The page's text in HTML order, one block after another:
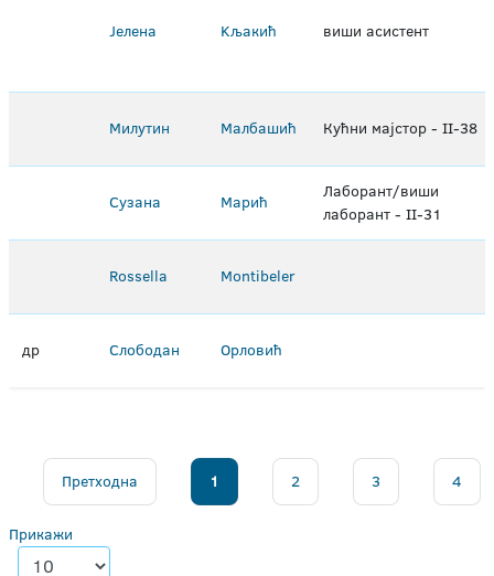
Јелена Kљакић виши асистент
Милутин Maлбашић Кућни мајстор - II-38
Сузана Maрић
Лаборант/виши
лаборант - II-31
Rossella Montibeler
др Слободан Oрловић
Претходна 1 2 3 4
Прикажи